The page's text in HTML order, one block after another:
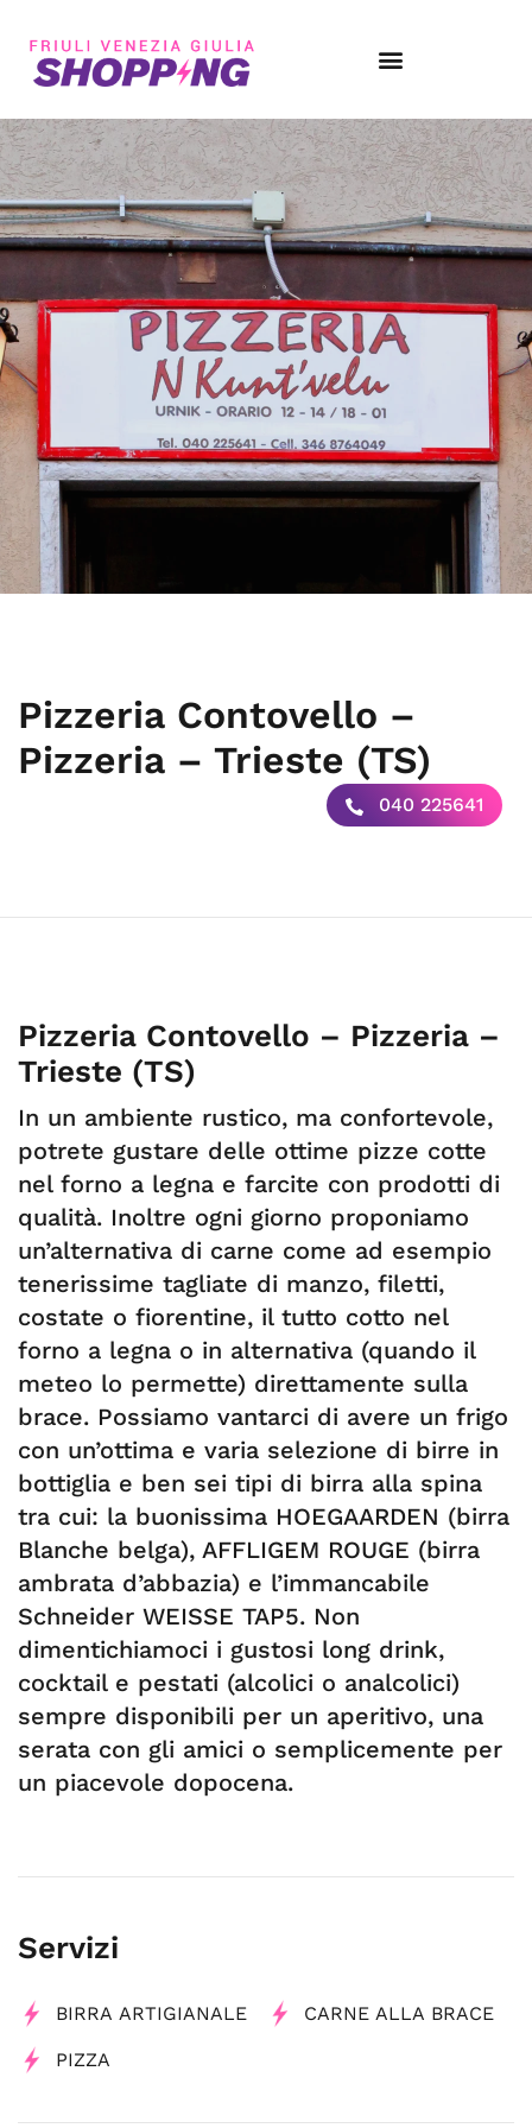
Pizzeria Contovello –
Pizzeria – Trieste (TS)
040 225641
Pizzeria Contovello – Pizzeria –
Trieste (TS)
In un ambiente rustico, ma confortevole,
potrete gustare delle ottime pizze cotte
nel forno a legna e farcite con prodotti di
qualità. Inoltre ogni giorno proponiamo
un’alternativa di carne come ad esempio
tenerissime tagliate di manzo, filetti,
costate o fiorentine, il tutto cotto nel
forno a legna o in alternativa (quando il
meteo lo permette) direttamente sulla
brace. Possiamo vantarci di avere un frigo
con un’ottima e varia selezione di birre in
bottiglia e ben sei tipi di birra alla spina
tra cui: la buonissima HOEGAARDEN (birra
Blanche belga), AFFLIGEM ROUGE (birra
ambrata d’abbazia) e l’immancabile
Schneider WEISSE TAP5. Non
dimentichiamoci i gustosi long drink,
cocktail e pestati (alcolici o analcolici)
sempre disponibili per un aperitivo, una
serata con gli amici o semplicemente per
un piacevole dopocena.
Servizi
BIRRA ARTIGIANALE CARNE ALLA BRACE
PIZZA